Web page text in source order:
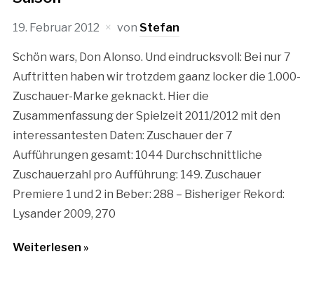
19. Februar 2012 von Stefan
Schön wars, Don Alonso. Und eindrucksvoll: Bei nur 7
Auftritten haben wir trotzdem gaanz locker die 1.000-
Zuschauer-Marke geknackt. Hier die
Zusammenfassung der Spielzeit 2011/2012 mit den
interessantesten Daten: Zuschauer der 7
Aufführungen gesamt: 1044 Durchschnittliche
Zuschauerzahl pro Aufführung: 149. Zuschauer
Premiere 1 und 2 in Beber: 288 – Bisheriger Rekord:
Lysander 2009, 270
Weiterlesen »